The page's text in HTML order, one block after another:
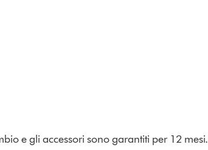
e gli accessori sono garantiti per 12 mesi.